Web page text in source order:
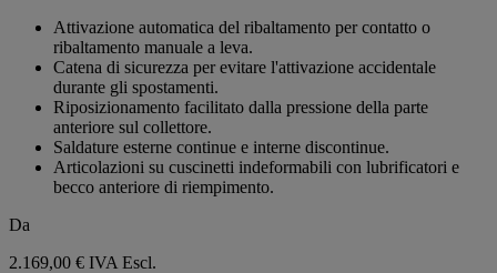
Attivazione automatica del ribaltamento per contatto o
ribaltamento manuale a leva.
Catena di sicurezza per evitare l'attivazione accidentale
durante gli spostamenti.
Riposizionamento facilitato dalla pressione della parte
anteriore sul collettore.
Saldature esterne continue e interne discontinue.
Articolazioni su cuscinetti indeformabili con lubrificatori e
becco anteriore di riempimento.
Da
2.169,00 € IVA Escl.